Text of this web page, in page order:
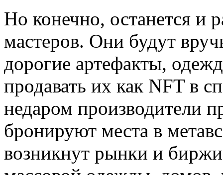
Но конечно, останется и
мастеров. Они будут
дорогие артефакты,
продавать их как NFT в
недаром производители
бронируют места в
возникнут рынки и